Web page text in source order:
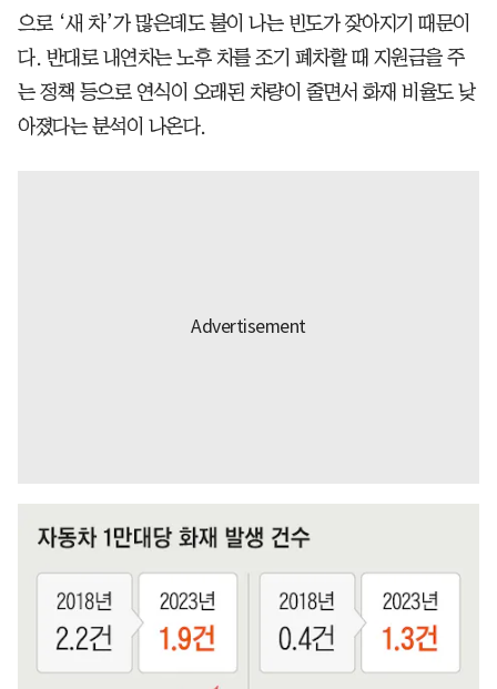
으로 ‘새 차’가 많은데도 불이 나는 빈도가 잦아지기 때문이
다. 반대로 내연차는 노후 차를 조기 폐차할 때 지원금을 주
는 정책 등으로 연식이 오래된 차량이 줄면서 화재 비율도 낮
아졌다는 분석이 나온다.